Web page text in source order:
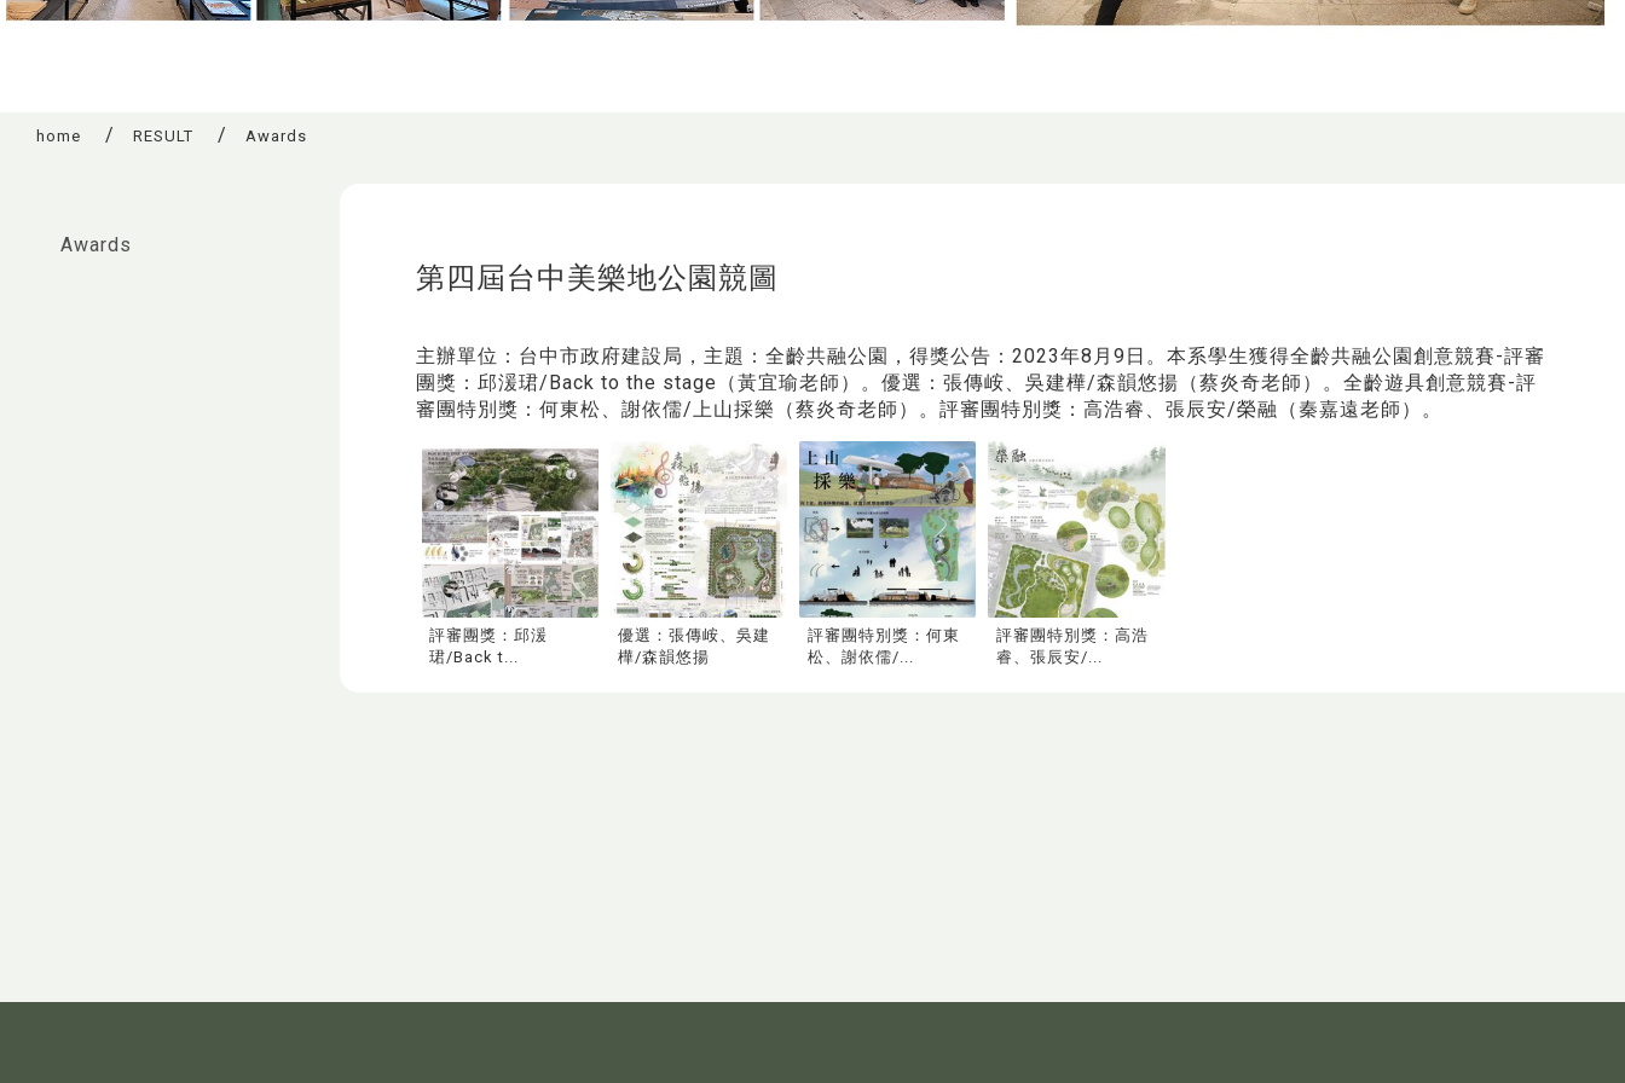
home RESULT Awards
Awards
第四屆台中美樂地公園競圖
主辦單位：台中市政府建設局，主題：全齡共融公園，得獎公告：2023年8月9日。本系學生獲得全齡共融公園創意競賽-評審
團獎：邱湲珺/Back to the stage（黃宜瑜老師）。優選：張傳峖、吳建樺/森韻悠揚（蔡炎奇老師）。全齡遊具創意競賽-評
審團特別獎：何東松、謝依儒/上山採樂（蔡炎奇老師）。評審團特別獎：高浩睿、張辰安/榮融（秦嘉遠老師）。
評審團獎：邱湲
珺/Back t...
優選：張傳峖、吳建
樺/森韻悠揚
評審團特別獎：何東
松、謝依儒/...
評審團特別獎：高浩
睿、張辰安/...